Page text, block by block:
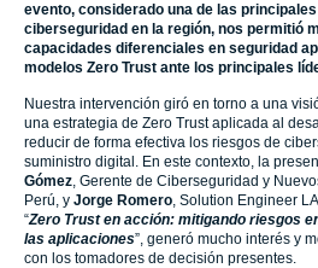
evento, considerado una de las
ciberseguridad en la región, nos permitió
capacidades diferenciales en seguridad
modelos Zero Trust ante los principales
Nuestra intervención giró en torno a una
una estrategia de Zero Trust aplicada al
reducir de forma efectiva los riesgos de
suministro digital. En este contexto, la
Gómez , Gerente de Ciberseguridad y
Perú, y Jorge Romero , Solution Engineer
“Zero Trust en acción: mitigando riesgos
las aplicaciones”, generó mucho interés y
con los tomadores de decisión presentes.